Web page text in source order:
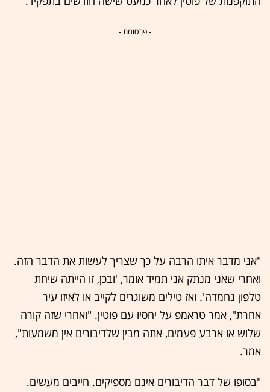
- פרסומת -
"אני מדבר איתו הרבה על כך שצריך לעשות את הדבר הזה.
ואחרי שאני מנתק אני תמיד אומר, 'ובכן, זו הייתה שיחת
טלפון נחמדה'. ואז טילים משוגרים לקייב או לאיזו עיר
אחרת", אמר טראמפ על יחסיו עם פוטין. "ואחרי שזה קורה
שלוש או ארבע פעמים, אתה מבין שלדיבורים אין משמעות",
אמר.
"בסופו של דבר הדיבורים אינם מספיקים. חייבים מעשים.